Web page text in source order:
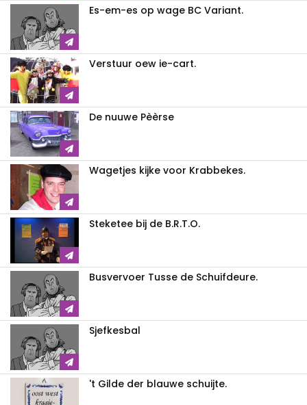
Es-em-es op wage BC Variant.
Verstuur oew ie-cart.
De nuuwe Pèèrse
Wagetjes kijke voor Krabbekes.
Steketee bij de B.R.T.O.
Busvervoer Tusse de Schuifdeure.
Sjefkesbal
't Gilde der blauwe schuijte.